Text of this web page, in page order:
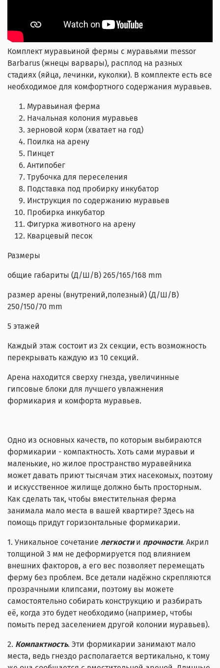
Комплект муравьиной фермы с муравьями messor
Barbarus (жнецы варвары), расплод на разных
стадиях (яйца, лечинки, куколки). В комплекте есть все
необходимое для комфортного содержания муравьев.
Муравьиная ферма
Начальная колония муравьев
зерновой корм (хватает на год)
Поилка на арену
Пинцет
Антипобег
Трубочка для переселения
Подставка под пробирку инкубатор
Инструкция по содержанию муравьев
Пробирка инкубатор
Фигурка животного на арену
Кварцевый песок
Размеры
общие габариты (Д/Ш/В) 265/165/168 mm
размер арены (внутрений,полезный) (Д/Ш/В)
250/150/70 mm
5 этажей
Каждый этаж состоит из 2х секции, есть возможность
перекрывать каждую из 10 секций.
Арена находится сверху гнезда, увеличинные
гипсовые блоки для лучшего увлажнения
формикария и комфорта муравьев.
Одно из основных качеств, по которым выбираются
формикарии - компактность. Хоть сами муравьи и
маленькие, но жилое пространство муравейника
может давать приют тысячам этих насекомых, поэтому
и искусственное жилище должно быть просторным.
Как сделать так, чтобы вместительная ферма
занимала мало места в вашей квартире? Здесь на
помощь придут горизонтальные формикарии.
1. Уникальное сочетание легкостии прочности. Акрил
толщиной 3 мм не деформируется под влиянием
внешних факторов, а его вес позволяет перемещать
ферму без проблем. Все детали надёжно скрепляются
прозрачными клипсами, поэтому вы можете
самостоятельно собирать конструкцию и разбирать
её, когда это будет необходимо (например, чтобы
помыть перед заселением другой колонии муравьев).
2. Компактность. Эти формикарии занимают мало
места, ведь гнездо располагается вертикально, к тому